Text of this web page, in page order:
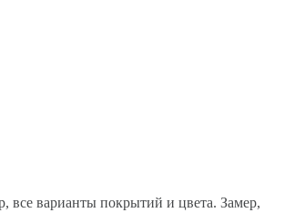
варианты покрытий и цвета. Замер,